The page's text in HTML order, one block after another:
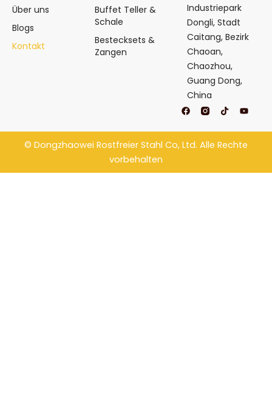
Über uns
Blogs
Kontakt
Buffet Teller &
Schale
Bestecksets &
Zangen
Industriepark
Dongli, Stadt
Caitang, Bezirk
Chaoan,
Chaozhou,
Guang Dong,
China
F
a
e
b
o
T
i
t
o
k
Y
o
t
u
b
© Dongzhaowei Rostfreier Stahl Co, Ltd. Alle Rechte
vorbehalten